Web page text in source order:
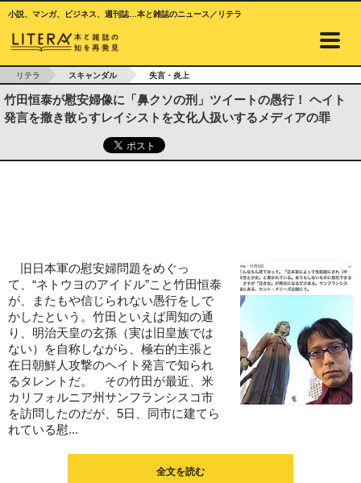
小説、マンガ、ビジネス、週刊誌…本と雑誌のニュース／リテラ
リテラ スキャンダル 失言・炎上
竹田恒泰が慰安婦像に「鼻クソの刑」ツイートの愚行！ ヘイト
発言を撒き散らすレイシストを文化人扱いするメディアの罪
旧日本軍の慰安婦問題をめぐっ
て、“ネトウヨのアイドル”こと竹田恒泰
が、またもや信じられない愚行をしで
かしたという。竹田といえば周知の通
り、明治天皇の玄孫（実は旧皇族では
ない）を自称しながら、極右的主張と
在日朝鮮人攻撃のヘイト発言で知られ
るタレントだ。 その竹田が最近、米
カリフォルニア州サンフランシスコ市
を訪問したのだが、5日、同市に建てら
れている慰...
全文を読む